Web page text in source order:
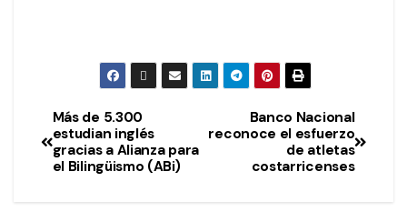
Banco Nacional
reconoce el esfuerzo
de atletas
costarricenses
Más de 5.300
estudian inglés
gracias a Alianza para
el Bilingüismo (ABi)